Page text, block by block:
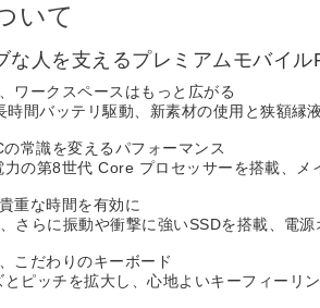
いて
な人を支えるプレミアムモバイル
ワークスペースはもっと広がる
時間バッテリ駆動、新素材の使用と狭額縁
常識を変えるパフォーマンス
力の第8世代 Core プロセッサーを搭載、
重な時間を有効に
さらに振動や衝撃に強いSSDを搭載、電
こだわりのキーボード
とピッチを拡大し、心地よいキーフィーリ